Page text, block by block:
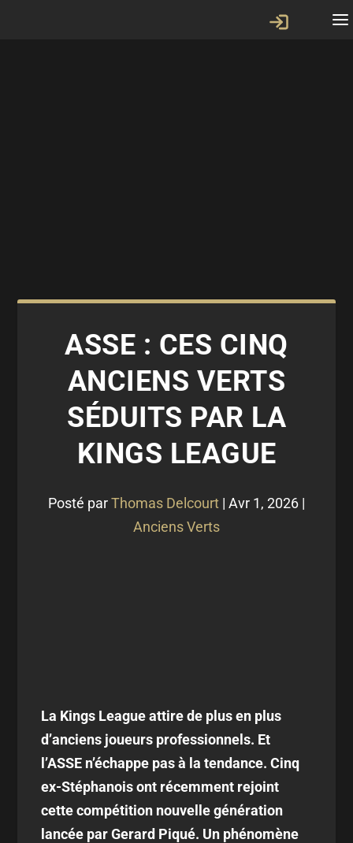
ASSE : CES CINQ
ANCIENS VERTS
SÉDUITS PAR LA
KINGS LEAGUE
Posté parThomas Delcourt | Avr 1, 2026 |
Anciens Verts
La Kings League attire de plus en plus
d’anciens joueurs professionnels. Et
l’ASSE n’échappe pas à la tendance. Cinq
ex-Stéphanois ont récemment rejoint
cette compétition nouvelle génération
lancée par Gerard Piqué. Un phénomène